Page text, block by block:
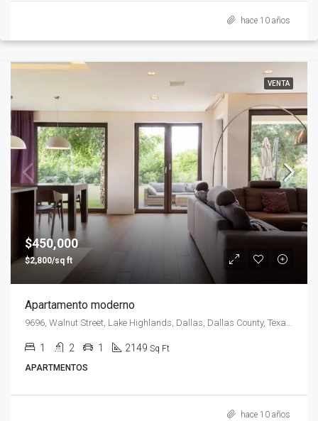
hace 10 años
VENTA
$450,000
$2,800/sq ft
Apartamento moderno
9696, Walnut Street, Lake Highlands, Dallas, Dallas County, Texas, 75243, Estados Unidos de América
1 2 1 2149 Sq Ft
APARTMENTOS
hace 10 años